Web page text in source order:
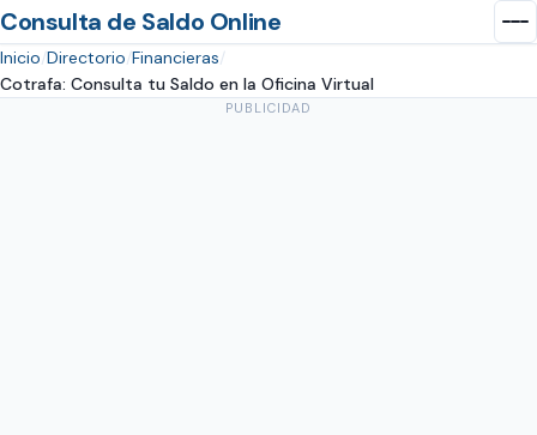
Consulta de Saldo Online
Inicio Directorio Financieras
Cotrafa: Consulta tu Saldo en la Oficina Virtual
PUBLICIDAD